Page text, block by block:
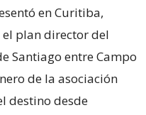
en Curitiba,
plan director del
Santiago entre Campo
de la asociación
destino desde